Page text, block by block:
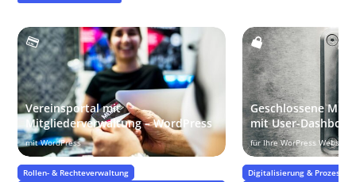
Vereinsportal mit
Mitgliederverwaltung – WordPress
mit WordPress
Rollen- & Rechteverwaltung
Geschlossene
mit User-
für Ihre WorPress Website
Digitalisierung & Prozesse